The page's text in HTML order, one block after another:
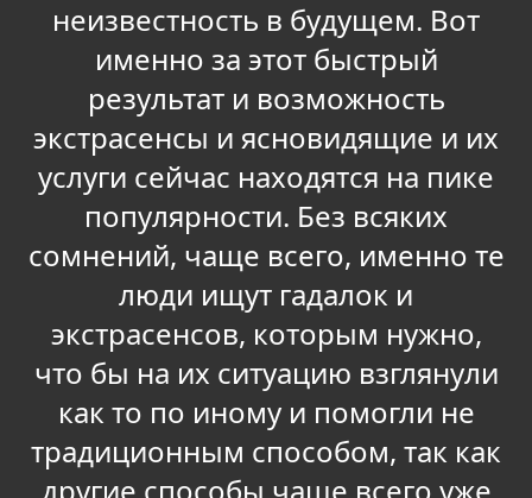
неизвестность в будущем. Вот
именно за этот быстрый
результат и возможность
экстрасенсы и ясновидящие и их
услуги сейчас находятся на пике
популярности. Без всяких
сомнений, чаще всего, именно те
люди ищут гадалок и
экстрасенсов, которым нужно,
что бы на их ситуацию взглянули
как то по иному и помогли не
традиционным способом, так как